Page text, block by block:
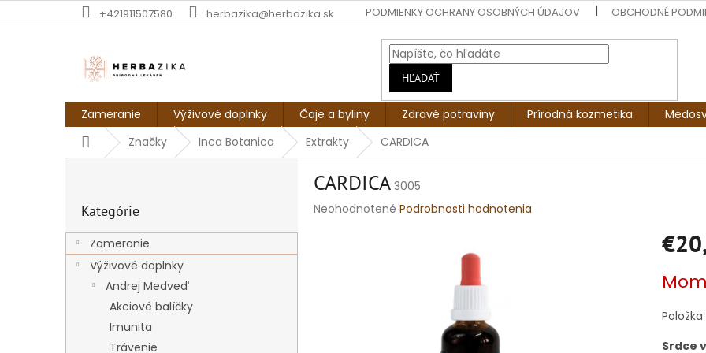
na
+421911507580 herbazika@herbazika.sk PODMIENKY OCHRANY OSOBNÝCH ÚDAJOV OBCHODNÉ
HĽADAŤ
Zameranie Výživové doplnky Čaje a byliny Zdravé potraviny Prírodná kozmetika
DomovZnačky Inca Botanica Extrakty CARDICA
ý
p
kategórie
Kategórie
Zameranie
Výživové doplnky
Andrej Medveď
Akciové balíčky
Imunita
Trávenie
CARDICA 3005
Priemerné
Neohodnotené Podrobnosti hodnotenia
cena:
Srdce